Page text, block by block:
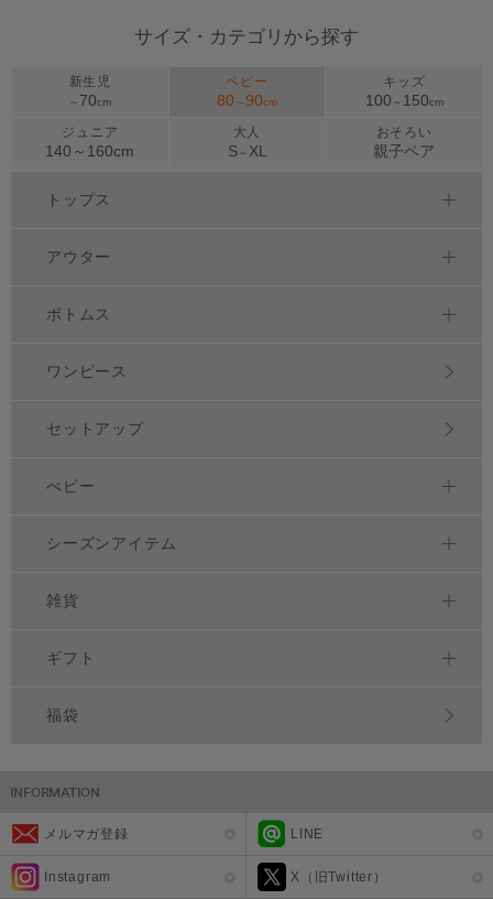
サイズ・カテゴリから探す
新生児
～ 70cm
ベビー
80 ～90cm
キッズ
100 ～ 150cm
ジュニア
140～ 160cm
大人
S～ XL
おそろい
親子ペア
トップス
アウター
ボトムス
ワンピース
セットアップ
べビー
シーズンアイテム
雑貨
ギフト
福袋
メルマガ登録 LINE
Instagram X（旧Twitter）